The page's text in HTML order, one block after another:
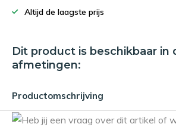
Altijd de laagste prijs
Dit product is beschikbaar in
afmetingen:
Productomschrijving